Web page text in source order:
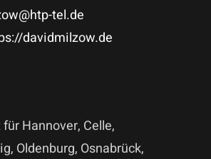
tel.de
davidmilzow.de
Hannover, Celle,
Oldenburg, Osnabrück,